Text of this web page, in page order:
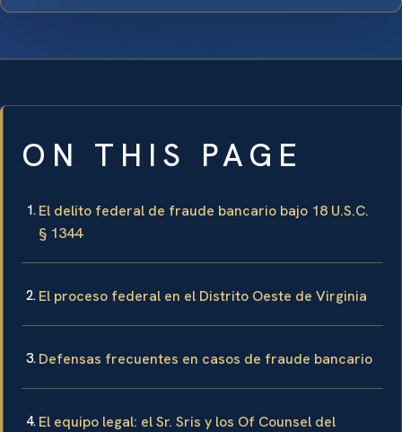
ON THIS PAGE
El delito federal de fraude bancario bajo 18 U.S.C.
§ 1344
El proceso federal en el Distrito Oeste de Virginia
Defensas frecuentes en casos de fraude bancario
El equipo legal: el Sr. Sris y los Of Counsel del